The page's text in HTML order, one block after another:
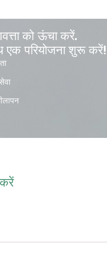
को ऊंचा करें.
एक परियोजना शुरू करें!